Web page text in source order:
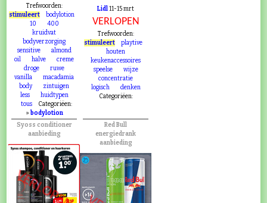
Trefwoorden:
stimuleert
bodylotion
10
400
kruidvat
bodyverzorging
sensitive
almond
oil
halve
creme
droge
ruwe
vanilla
macadamia
body
zintuigen
less
huidtypen
tous
Categoriëen:
» bodylotion
Lidl11-15 mrt
VERLOPEN
Trefwoorden:
stimuleert
playtive
houten
keukenaccessoires
speelse
wijze
concentratie
logisch
denken
Categoriëen:
Syoss conditioner
aanbieding
VERLOPEN
Red Bull
energiedrank
aanbieding